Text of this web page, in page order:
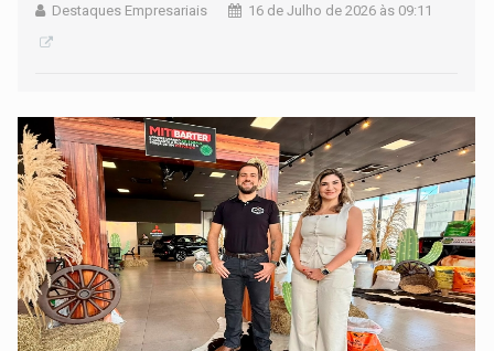
Destaques Empresariais 16 de Julho de 2026 às 09:11